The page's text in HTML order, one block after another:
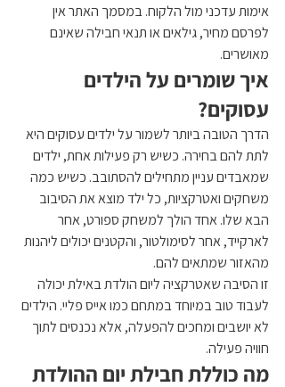
אימות עדכני מול הלקוח. במסמך האתר אין
לפרסם מחיר, גילאים או תנאי חבילה שאינם
מאושרים.
איך שומרים על הילדים
עסוקים?
הדרך הטובה ביותר לשמור על ילדים עסוקים היא
לתת להם בחירה. כשיש רק פעילות אחת, ילדים
שמאבדים עניין מתחילים להסתובב. כשיש כמה
משחקים ואטרקציות, כל ילד מוצא את הסיבוב
הבא שלו. אחד הולך למשחק ספורט, אחר
לארקייד, אחר לסימולטור, והקטנים יכולים ליהנות
מהאזור שמתאים להם.
זו הסיבה שאטרקציה ליום הולדת באילת יכולה
לעבוד טוב במיוחד במתחם כמו אייס פליי. הילדים
לא יושבים ומחכים להפעלה, אלא נכנסים לתוך
חוויה פעילה.
מה כוללת חבילת יום ההולדת